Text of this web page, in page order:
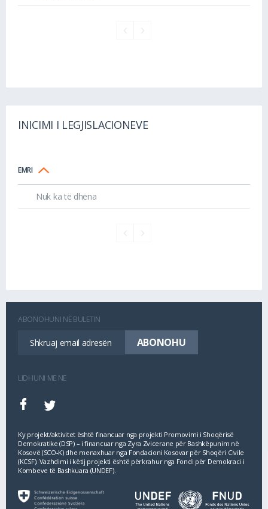
INICIMI I LEGJISLACIONEVE
EMRI
Nuk ka të dhëna
ABONOHUNI NË BULETIN
LIDHUNI ME NE
Ky projekt/aktivitet është financuar nga projekti Promovimi i Shoqërisë
Demokratike (DSP) – i financuar nga Zyra Zvicerane për Bashkëpunim në
Kosovë (SCO‐K) dhe menaxhuar nga Fondacioni Kosovar për Shoqëri Civile
(KCSF). Vazhdimi i këtij projekti është përkrahur nga Fondi për Demokraci i
Kombeve të Bashkuara (UNDEF).